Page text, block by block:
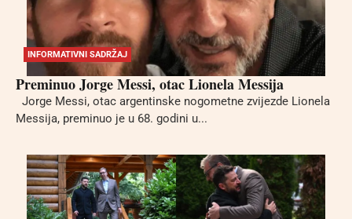
INFORMATIVNI SADRŽAJ
Preminuo Jorge Messi, otac Lionela Messija
Jorge Messi, otac argentinske nogometne zvijezde Lionela
Messija, preminuo je u 68. godini u...